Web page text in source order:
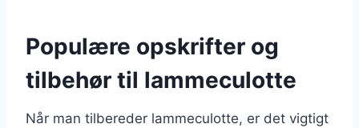
Populære opskrifter og
tilbehør til lammeculotte
Når man tilbereder lammeculotte, er det vigtigt